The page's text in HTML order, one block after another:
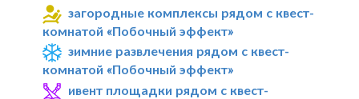
загородные комплексы рядом с квест-
комнатой «Побочный эффект»
зимние развлечения рядом с квест-
комнатой «Побочный эффект»
ивент площадки рядом с квест-